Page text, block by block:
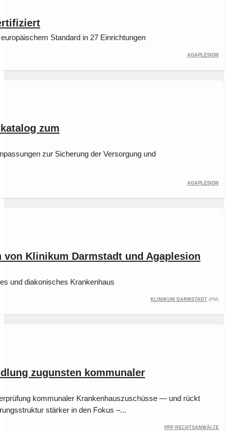
Standard in 27 Einrichtungen
Agaplesion
zum
zur Sicherung der Versorgung und
AGAPLESION
Klinikum Darmstadt und Agaplesion
und diakonisches Krankenhaus
Klinikum Darmstadt (pm)
zugunsten kommunaler
kommunaler Krankenhauszuschüsse — und rückt
stärker in den Fokus –...
PPP Rechtsanwälte